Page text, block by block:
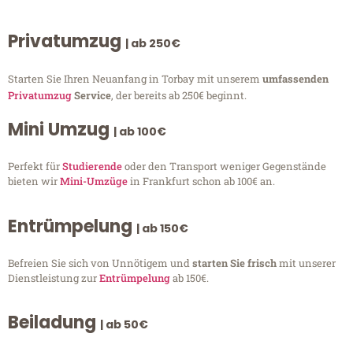
Privatumzug | ab 250€
Starten Sie Ihren Neuanfang in Torbay mit unserem umfassenden
PrivatumzugService, der bereits ab 250€ beginnt.
Mini Umzug | ab 100€
Perfekt fürStudierendeoder den Transport weniger Gegenstände
bieten wirMini-Umzügein Frankfurt schon ab 100€ an.
Entrümpelung | ab 150€
Befreien Sie sich von Unnötigem undstarten Sie frischmit unserer
Dienstleistung zurEntrümpelungab 150€.
Beiladung | ab 50€